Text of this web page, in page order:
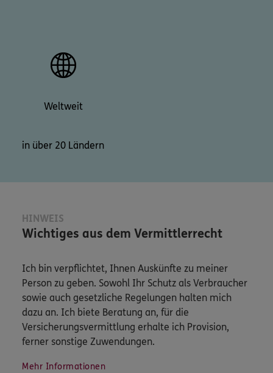
Weltweit
in über 20 Ländern
HINWEIS
Wichtiges aus dem Vermittlerrecht
Ich bin verpflichtet, Ihnen Auskünfte zu meiner
Person zu geben. Sowohl Ihr Schutz als Verbraucher
sowie auch gesetzliche Regelungen halten mich
dazu an. Ich biete Beratung an, für die
Versicherungsvermittlung erhalte ich Provision,
ferner sonstige Zuwendungen.
Mehr Informationen